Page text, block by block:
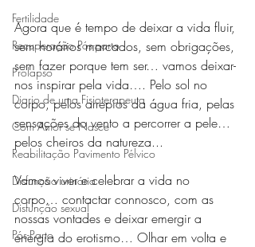
Fertilidade
Recuperação Pós-parto
Prolapso
Diario de uma Fisioterapeuta
Com Amor se Nasce
Reabilitação Pavimento Pélvico
Disfunção urinária
Disfunção sexual
Pós-Parto
Agora que é tempo de deixar a vida fluir,
sem horários marcados, sem obrigações,
sem fazer porque tem ser… vamos deixar-
nos inspirar pela vida…. Pelo sol no
corpo, pelos arrepios da água fria, pelas
sensações do vento a percorrer a pele…
pelos cheiros da natureza...
Vamos viver e celebrar a vida no
corpo… contactar connosco, com as
nossas vontades e deixar emergir a
energia do erotismo… Olhar em volta e